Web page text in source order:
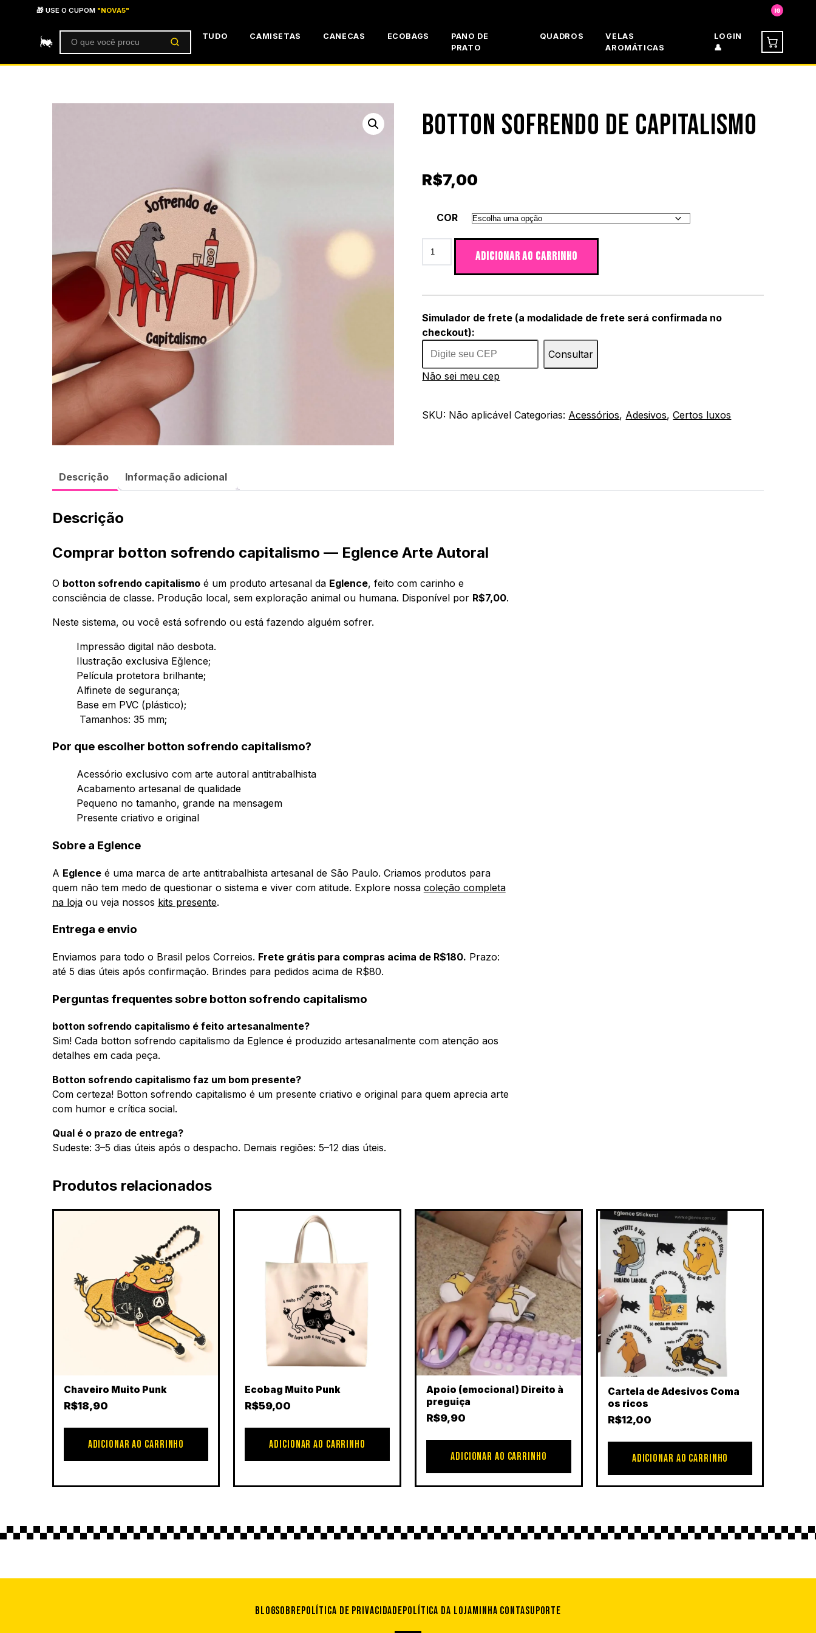
Ir para o conteúdo
🎁 USE O CUPOM "NOVA5" IG
Buscar produtos TUDO CAMISETAS CANECAS ECOBAGS
PANO DE
PRATO
QUADROS
VELAS
AROMÁTICAS
LOGIN
👤
BOTTON SOFRENDO DE CAPITALISMO
R$7,00
COR
ADICIONAR AO CARRINHO
Simulador de frete (a modalidade de frete será confirmada no
checkout):
Consultar
Não sei meu cep
SKU: Não aplicável Categorias: Acessórios, Adesivos,Certos luxos
Descrição Informação adicional
Descrição
Comprar botton sofrendo capitalismo — Eglence Arte Autoral
O botton sofrendo capitalismoé um produto artesanal da Eglence, feito com carinho e
consciência de classe. Produção local, sem exploração animal ou humana. Disponível por R$7,00.
Neste sistema, ou você está sofrendo ou está fazendo alguém sofrer.
Impressão digital não desbota.
Ilustração exclusiva Eğlence;
Película protetora brilhante;
Alfinete de segurança;
Base em PVC (plástico);
Tamanhos: 35 mm;
Por que escolher botton sofrendo capitalismo?
Acessório exclusivo com arte autoral antitrabalhista
Acabamento artesanal de qualidade
Pequeno no tamanho, grande na mensagem
Presente criativo e original
Sobre a Eglence
A Eglenceé uma marca de arte antitrabalhista artesanal de São Paulo. Criamos produtos para
quem não tem medo de questionar o sistema e viver com atitude. Explore nossa coleção completa
na lojaou veja nossos kits presente.
Entrega e envio
Enviamos para todo o Brasil pelos Correios. Frete grátis para compras acima de R$180. Prazo:
até 5 dias úteis após confirmação. Brindes para pedidos acima de R$80.
Perguntas frequentes sobre botton sofrendo capitalismo
botton sofrendo capitalismo é feito artesanalmente?
Sim! Cada botton sofrendo capitalismo da Eglence é produzido artesanalmente com atenção aos
detalhes em cada peça.
Botton sofrendo capitalismo faz um bom presente?
Com certeza! Botton sofrendo capitalismo é um presente criativo e original para quem aprecia arte
com humor e crítica social.
Qual é o prazo de entrega?
Sudeste: 3–5 dias úteis após o despacho. Demais regiões: 5–12 dias úteis.
Produtos relacionados
Chaveiro Muito Punk
R$18,90
ADICIONAR AO CARRINHO
Ecobag Muito Punk
R$59,00
ADICIONAR AO CARRINHO
Apoio (emocional) Direito à
preguiça
R$9,90
ADICIONAR AO CARRINHO
Cartela de Adesivos Coma
os ricos
R$12,00
ADICIONAR AO CARRINHO
BlogSobrePolítica de privacidadePolítica da lojaMinha contaSuporte